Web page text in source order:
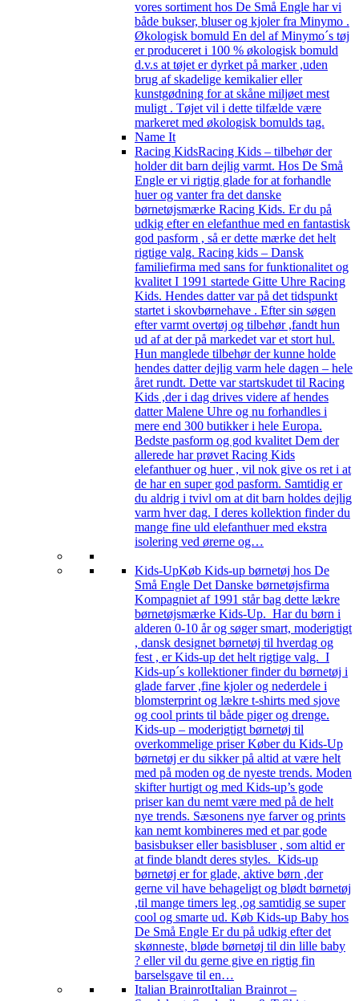
vores sortiment hos De Små Engle har vi
både bukser, bluser og kjoler fra Minymo .
Økologisk bomuld En del af Minymo´s tøj
er produceret i 100 % økologisk bomuld
d.v.s at tøjet er dyrket på marker ,uden
brug af skadelige kemikalier eller
kunstgødning for at skåne miljøet mest
muligt . Tøjet vil i dette tilfælde være
markeret med økologisk bomulds tag.
Name It
Racing KidsRacing Kids – tilbehør der
holder dit barn dejlig varmt. Hos De Små
Engle er vi rigtig glade for at forhandle
huer og vanter fra det danske
børnetøjsmærke Racing Kids. Er du på
udkig efter en elefanthue med en fantastisk
god pasform , så er dette mærke det helt
rigtige valg. Racing kids – Dansk
familiefirma med sans for funktionalitet og
kvalitet I 1991 startede Gitte Uhre Racing
Kids. Hendes datter var på det tidspunkt
startet i skovbørnehave . Efter sin søgen
efter varmt overtøj og tilbehør ,fandt hun
ud af at der på markedet var et stort hul.
Hun manglede tilbehør der kunne holde
hendes datter dejlig varm hele dagen – hele
året rundt. Dette var startskudet til Racing
Kids ,der i dag drives videre af hendes
datter Malene Uhre og nu forhandles i
mere end 300 butikker i hele Europa.
Bedste pasform og god kvalitet Dem der
allerede har prøvet Racing Kids
elefanthuer og huer , vil nok give os ret i at
de har en super god pasform. Samtidig er
du aldrig i tvivl om at dit barn holdes dejlig
varm hver dag. I deres kollektion finder du
mange fine uld elefanthuer med ekstra
isolering ved ørerne og…
Kids-UpKøb Kids-up børnetøj hos De
Små Engle Det Danske børnetøjsfirma
Kompagniet af 1991 står bag dette lækre
børnetøjsmærke Kids-Up. Har du børn i
alderen 0-10 år og søger smart, moderigtigt
, dansk designet børnetøj til hverdag og
fest , er Kids-up det helt rigtige valg. I
Kids-up´s kollektioner finder du børnetøj i
glade farver ,fine kjoler og nederdele i
blomsterprint og lækre t-shirts med sjove
og cool prints til både piger og drenge.
Kids-up – moderigtigt børnetøj til
overkommelige priser Køber du Kids-Up
børnetøj er du sikker på altid at være helt
med på moden og de nyeste trends. Moden
skifter hurtigt og med Kids-up’s gode
priser kan du nemt være med på de helt
nye trends. Sæsonens nye farver og prints
kan nemt kombineres med et par gode
basisbukser eller basisbluser , som altid er
at finde blandt deres styles. Kids-up
børnetøj er for glade, aktive børn ,der
gerne vil have behageligt og blødt børnetøj
,til mange timers leg ,og samtidig se super
cool og smarte ud. Køb Kids-up Baby hos
De Små Engle Er du på udkig efter det
skønneste, bløde børnetøj til din lille baby
? eller vil du gerne give en rigtig fin
barselsgave til en…
Italian BrainrotItalian Brainrot –